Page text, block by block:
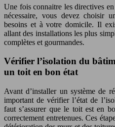
Une fois connaitre les directives
nécessaire, vous devez choisir
besoins et à votre domicile. Il
allant des installations les plus
complètes et gourmandes.
Vérifier l’isolation du
un toit en bon état
Avant d’installer un système de
important de vérifier l’état de
faut s’assurer que le toit est en
correctement entretenues. Ces